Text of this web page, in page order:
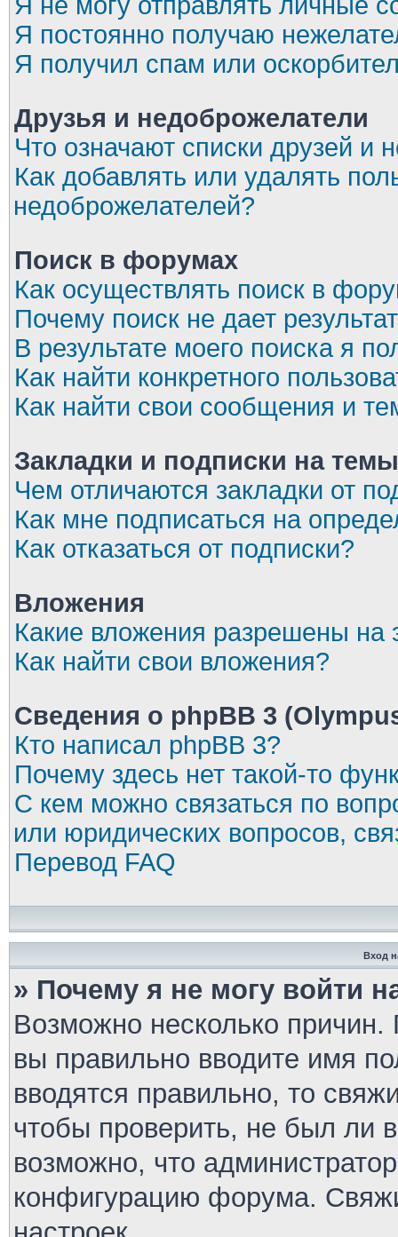
Я постоянно получаю
Я получил спам или
Друзья и недоброжелатели
Что означают списки друзей и
Как добавлять или удалять
недоброжелателей?
Поиск в форумах
Как осуществлять поиск в
Почему поиск не дает
В результате моего поиска я
Как найти конкретного
Как найти свои сообщения и
Закладки и подписки на темы
Чем отличаются закладки от
Как мне подписаться на
Как отказаться от подписки?
Вложения
Какие вложения разрешены на
Как найти свои вложения?
Сведения о phpBB 3
Кто написал phpBB 3?
Почему здесь нет такой-то
С кем можно связаться по
или юридических вопросов,
Перевод FAQ
Вход
» Почему я не могу войти
Возможно несколько причин.
вы правильно вводите имя
вводятся правильно, то
чтобы проверить, не был ли
возможно, что
конфигурацию форума.